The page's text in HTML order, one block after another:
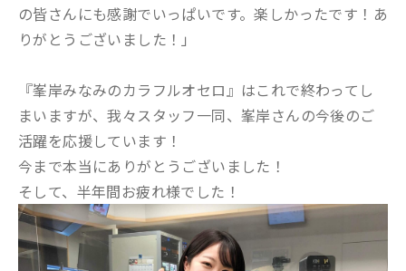
の皆さんにも感謝でいっぱいです。楽しかったです！あ
りがとうございました！」
『峯岸みなみのカラフルオセロ』はこれで終わってし
まいますが、我々スタッフ一同、峯岸さんの今後のご
活躍を応援しています！
今まで本当にありがとうございました！
そして、半年間お疲れ様でした！